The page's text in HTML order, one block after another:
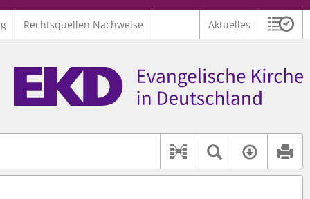
Rechtsquellen Nachweise Aktuelles
findet auch: "Pfarrerinitiative" oder "Pfarrerausschuss".
Hilfe.
Dokument-
Textsuche